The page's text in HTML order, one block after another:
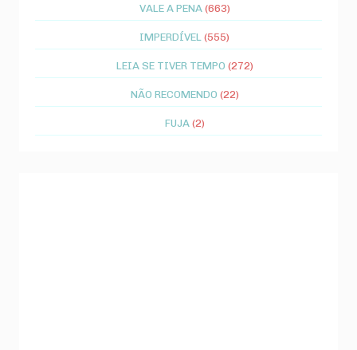
VALE A PENA (663)
IMPERDÍVEL (555)
LEIA SE TIVER TEMPO (272)
NÃO RECOMENDO (22)
FUJA (2)